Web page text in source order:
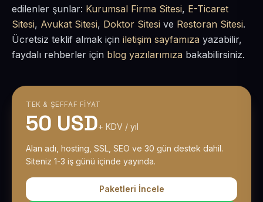
edilenler şunlar: Kurumsal Firma Sitesi, E-Ticaret
Sitesi, Avukat Sitesi, Doktor Sitesi ve Restoran Sitesi.
Ücretsiz teklif almak için iletişim sayfamıza yazabilir,
faydalı rehberler için blog yazılarımıza bakabilirsiniz.
TEK & ŞEFFAF FIYAT
50 USD+ KDV / yıl
Alan adı, hosting, SSL, SEO ve 30 gün destek dahil.
Siteniz 1-3 iş günü içinde yayında.
Paketleri İncele